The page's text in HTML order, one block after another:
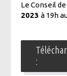
Le Conseil
2023à 19h
: